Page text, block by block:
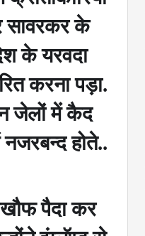
सावरकर के
के यरवदा
करना पड़ा.
जेलों में कैद
नजरबन्द होते..
पैदा कर